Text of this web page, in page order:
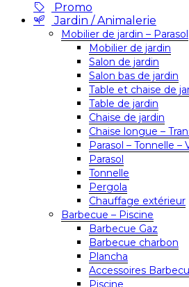
Promo
Jardin / Animalerie
Mobilier de jardin – Parasol
Mobilier de jardin
Salon de jardin
Salon bas de jardin
Table et chaise de
Table de jardin
Chaise de jardin
Chaise longue –
Parasol – Tonnelle –
Parasol
Tonnelle
Pergola
Chauffage extérieur
Barbecue – Piscine
Barbecue Gaz
Barbecue charbon
Plancha
Accessoires
Piscine